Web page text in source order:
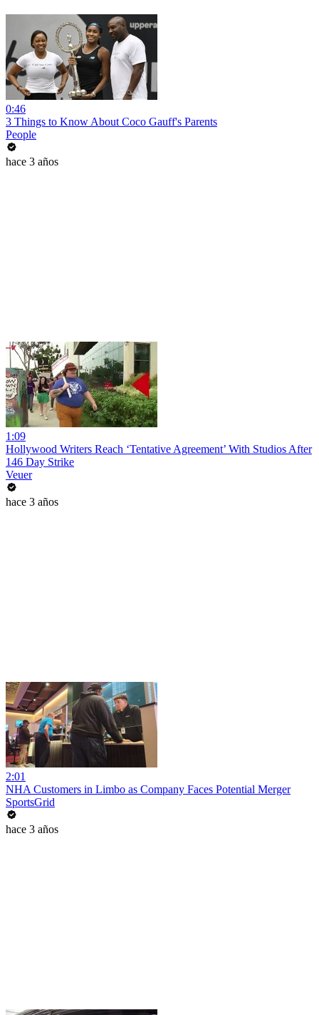
0:46
3 Things to Know About Coco Gauff's Parents
People
hace 3 años
1:09
Hollywood Writers Reach ‘Tentative Agreement’ With Studios After
146 Day Strike
Veuer
hace 3 años
2:01
NHA Customers in Limbo as Company Faces Potential Merger
SportsGrid
hace 3 años